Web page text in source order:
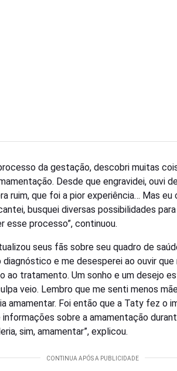
da gestação, descobri muitas
Desde que engravidei, ouvi
ruim, que foi a pior experiência… Mas eu
busquei diversas possibilidades
esse processo”, continuou.
seus fãs sobre seu quadro de
diagnóstico e me desesperei ao ouvir que
ao tratamento. Um sonho e um desejo
veio. Lembro que me senti menos
amamentar. Foi então que a Taty fez o
sobre a amamentação
sim, amamentar”, explicou.